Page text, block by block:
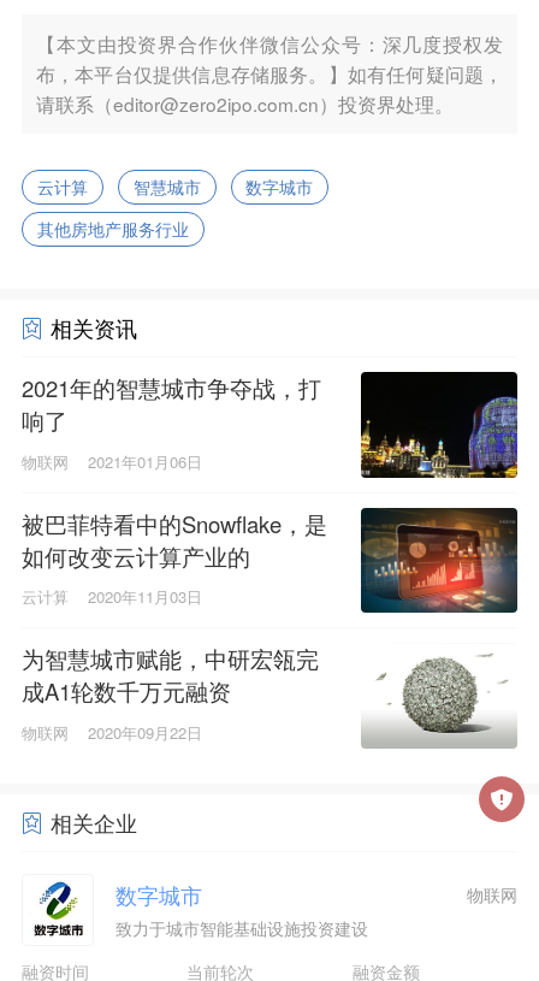
【本文由投资界合作伙伴微信公众号：深几度授权发
布，本平台仅提供信息存储服务。】如有任何疑问题，
请联系（editor@zero2ipo.com.cn）投资界处理。
云计算 智慧城市
数字城市
其他房地产服务行业
相关资讯
2021年的智慧城市争夺战，打
响了
物联网 2021年01月06日
被巴菲特看中的Snowflake，是
如何改变云计算产业的
云计算 2020年11月03日
为智慧城市赋能，中研宏瓴完
成A1轮数千万元融资
物联网 2020年09月22日
相关企业
数字城市
致力于城市智能基础设施投资建设
物联网
融资时间 当前轮次 融资金额